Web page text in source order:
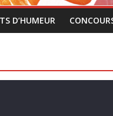
D’HUMEUR